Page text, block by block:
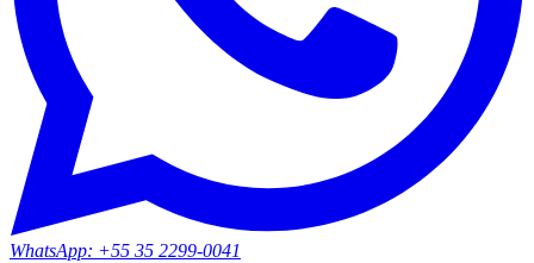
WhatsApp: +55 35 2299-0041